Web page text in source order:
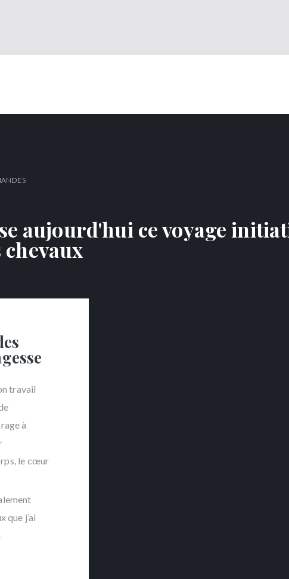
aujourd'hui ce voyage
travail
à
le cœur
que j’ai